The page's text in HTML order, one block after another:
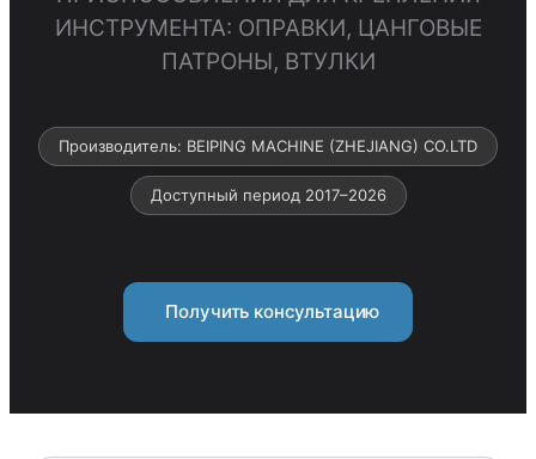
ИНСТРУМЕНТА: ОПРАВКИ, ЦАНГОВЫЕ
ПАТРОНЫ, ВТУЛКИ
Производитель: BEIPING MACHINE (ZHEJIANG) CO.LTD
Доступный период 2017–2026
Получить консультацию